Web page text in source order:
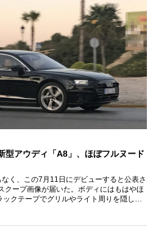
型アウディ「A8」、ほぼフルヌード
く、この7月11日にデビューすると公表さ
クープ画像が届いた。ボディにはもはやほ
クテープでグリルやライト周りを隠した